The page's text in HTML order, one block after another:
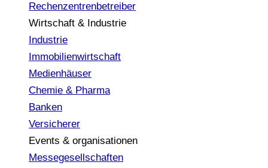
Rechenzentrenbetreiber
Wirtschaft & Industrie
Industrie
Immobilienwirtschaft
Medienhäuser
Chemie & Pharma
Banken
Versicherer
Events & organisationen
Messegesellschaften